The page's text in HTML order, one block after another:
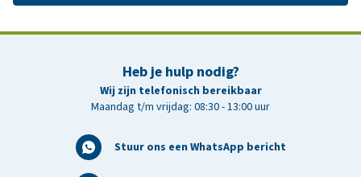
Heb je hulp nodig?
Wij zijn telefonisch bereikbaar
Maandag t/m vrijdag: 08:30 - 13:00 uur
Stuur ons een WhatsApp bericht